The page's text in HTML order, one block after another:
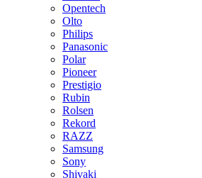
Opentech
Olto
Philips
Panasonic
Polar
Pioneer
Prestigio
Rubin
Rolsen
Rekord
RAZZ
Samsung
Sony
Shivaki